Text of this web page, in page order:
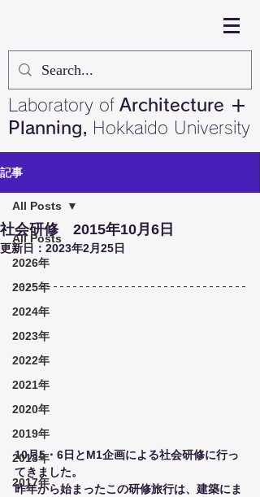
Laboratory of Architecture ＋
Planning, Hokkaido University
記事
All Posts
2026年
2025年
2024年
2023年
2022年
2021年
2020年
2019年
2018年
2017年
All Posts
社会研修 2015年10月6日
更新日： 2023年2月25日
10月5・6日とM1企画による社会研修に行っ
てきました。
昨年から始まったこの研修旅行は、建築にま